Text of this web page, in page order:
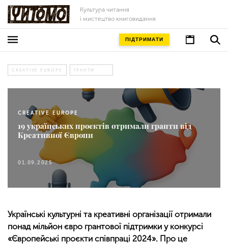
Культура читання
і мистецтво книговидання
ПІДТРИМАТИ
CREATIVE EUROPE ГРАНТИ
CREATIVE EUROPE
19 українських проєктів отримали гранти від
Креативної Європи
01.09.2025
Українські культурні та креативні організації отримали
понад мільйон євро грантової підтримки у конкурсі
«Європейські проєкти співпраці 2024». Про це